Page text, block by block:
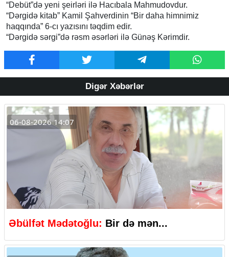
“Debüt”də yeni şeirləri ilə Hacıbala Mahmudovdur.
“Dərgidə kitab” Kamil Şahverdinin “Bir daha himnimiz
haqqında” 6-cı yazısını təqdim edir.
“Dərgidə sərgi”də rəsm əsərləri ilə Günəş Kərimdir.
Digər Xəbərlər
06-08-2026 14:07
Əbülfət Mədətoğlu: Bir də mən...